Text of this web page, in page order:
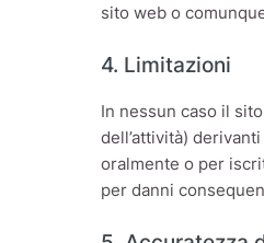
sito web o
4. Limitazioni
In nessun caso il
dell’attività)
oralmente o per
per danni